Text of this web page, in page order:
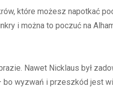
które możesz napotkać
i można to poczuć na
Nawet Nicklaus był
bo wyzwań i przeszkód jest